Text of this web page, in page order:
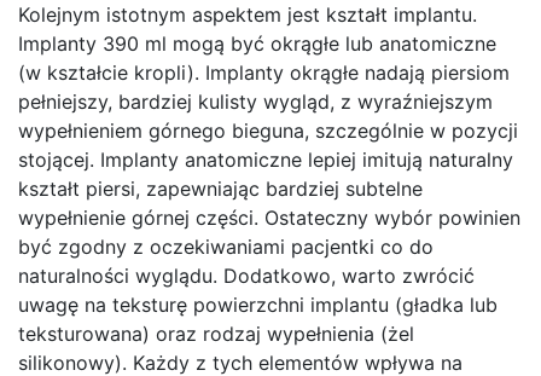
Kolejnym istotnym aspektem jest kształt implantu.
Implanty 390 ml mogą być okrągłe lub anatomiczne
(w kształcie kropli). Implanty okrągłe nadają piersiom
pełniejszy, bardziej kulisty wygląd, z wyraźniejszym
wypełnieniem górnego bieguna, szczególnie w pozycji
stojącej. Implanty anatomiczne lepiej imitują naturalny
kształt piersi, zapewniając bardziej subtelne
wypełnienie górnej części. Ostateczny wybór powinien
być zgodny z oczekiwaniami pacjentki co do
naturalności wyglądu. Dodatkowo, warto zwrócić
uwagę na teksturę powierzchni implantu (gładka lub
teksturowana) oraz rodzaj wypełnienia (żel
silikonowy). Każdy z tych elementów wpływa na